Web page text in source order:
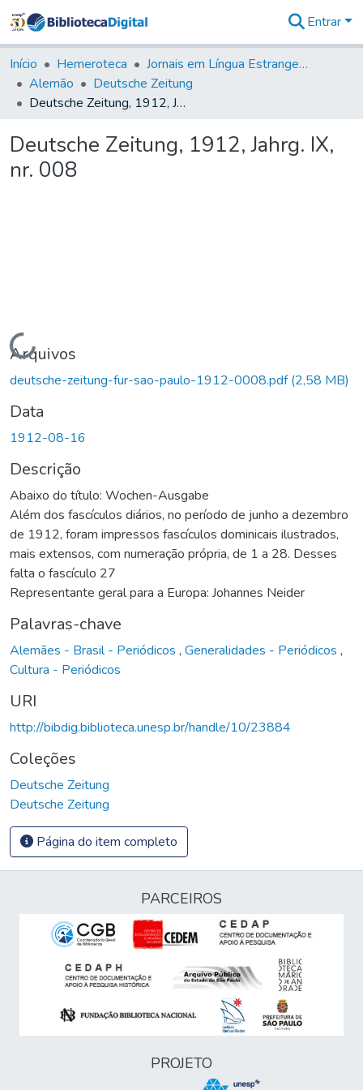
&
Coleções
Tudo na
Biblioteca
Estatísticas
Entrar
Início Hemeroteca
Jornais em Língua Estrangeira
Alemão
Deutsche Zeitung
Deutsche Zeitung, 1912, Jahrg. IX, nr. 008
Deutsche Zeitung, 1912, Jahrg. IX,
nr. 008
Carregando...
Arquivos
deutsche-zeitung-fur-sao-paulo-1912-0008.pdf(2,58 MB)
Data
1912-08-16
Descrição
Abaixo do título: Wochen-Ausgabe
Além dos fascículos diários, no período de junho a dezembro
de 1912, foram impressos fascículos dominicais ilustrados,
mais extensos, com numeração própria, de 1 a 28. Desses
falta o fascículo 27
Representante geral para a Europa: Johannes Neider
Palavras-chave
Alemães - Brasil - Periódicos , Generalidades - Periódicos ,
Cultura - Periódicos
URI
http://bibdig.biblioteca.unesp.br/handle/10/23884
Coleções
Deutsche Zeitung
Deutsche Zeitung
Página do item completo
PARCEIROS
PROJETO